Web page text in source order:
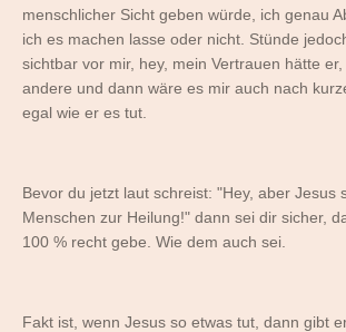
menschlicher Sicht geben würde, ich genau
ich es machen lasse oder nicht. Stünde
sichtbar vor mir, hey, mein Vertrauen hätte
andere und dann wäre es mir auch nach
egal wie er es tut.
Bevor du jetzt laut schreist: "Hey, aber Jesus
Menschen zur Heilung!" dann sei dir sicher,
100 % recht gebe. Wie dem auch sei.
Fakt ist, wenn Jesus so etwas tut, dann gibt